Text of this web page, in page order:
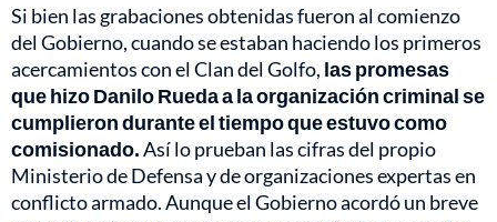
Si bien las grabaciones obtenidas fueron al comienzo
del Gobierno, cuando se estaban haciendo los primeros
acercamientos con el Clan del Golfo, las promesas
que hizo Danilo Rueda a la organización criminal se
cumplieron durante el tiempo que estuvo como
comisionado.Así lo prueban las cifras del propio
Ministerio de Defensa y de organizaciones expertas en
conflicto armado. Aunque el Gobierno acordó un breve